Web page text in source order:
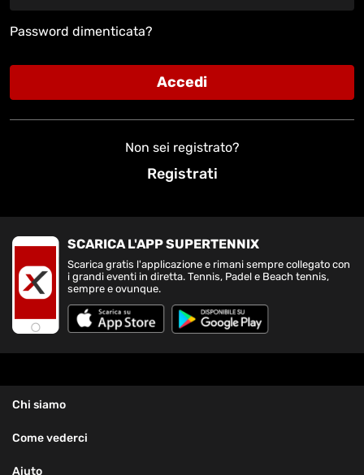
Password dimenticata?
Accedi
Non sei registrato?
Registrati
SCARICA L'APP SUPERTENNIX
Scarica gratis l'applicazione e rimani sempre collegato con
i grandi eventi in diretta. Tennis, Padel e Beach tennis,
sempre e ovunque.
Chi siamo
Come vederci
Aiuto